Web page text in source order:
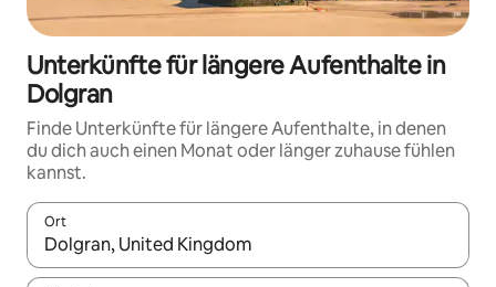
Unterkünfte für längere Aufenthalte in
Dolgran
Finde Unterkünfte für längere Aufenthalte, in denen
du dich auch einen Monat oder länger zuhause fühlen
kannst.
Ort
Wenn Ergebnisse verfügbar sind, navigiere mit den